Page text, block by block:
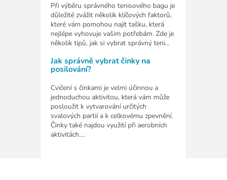
Při výběru správného tenisového bagu je
důležité zvážit několik klíčových faktorů,
které vám pomohou najít tašku, která
nejlépe vyhovuje vašim potřebám. Zde je
několik tipů, jak si vybrat správný teni...
Jak správně vybrat činky na
posilování?
Cvičení s činkami je velmi účinnou a
jednoduchou aktivitou, která vám může
posloužit k vytvarování určitých
svalových partií a k celkovému zpevnění.
Činky také najdou využití při aerobních
aktivitách....